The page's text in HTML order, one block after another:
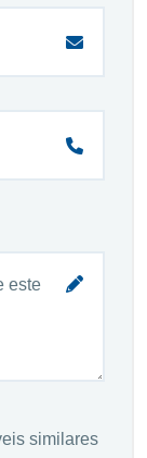
similares